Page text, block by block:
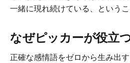
一緒に現れ続けている、というこ
なぜピッカーが役立
正確な感情語をゼロから生み出